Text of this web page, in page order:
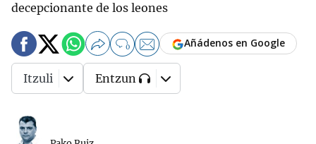
decepcionante de los leones
0 Añádenos en Google
Itzuli Entzun